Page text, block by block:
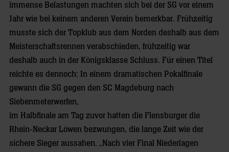
immense Belastungen machten sich bei der SG vor einem
Jahr wie bei keinem anderen Verein bemerkbar. Frühzeitig
musste sich der Topklub aus dem Norden deshalb aus dem
Meisterschaftsrennen verabschieden, frühzeitig war
deshalb auch in der Königsklasse Schluss. Für einen Titel
reichte es dennoch: In einem dramatischen Pokalfinale
gewann die SG gegen den SC Magdeburg nach
Siebenmeterwerfen,
im Halbfinale am Tag zuvor hatten die Flensburger die
Rhein-Neckar Löwen bezwungen, die lange Zeit wie der
sichere Sieger aussahen. „Nach vier Final Niederlagen